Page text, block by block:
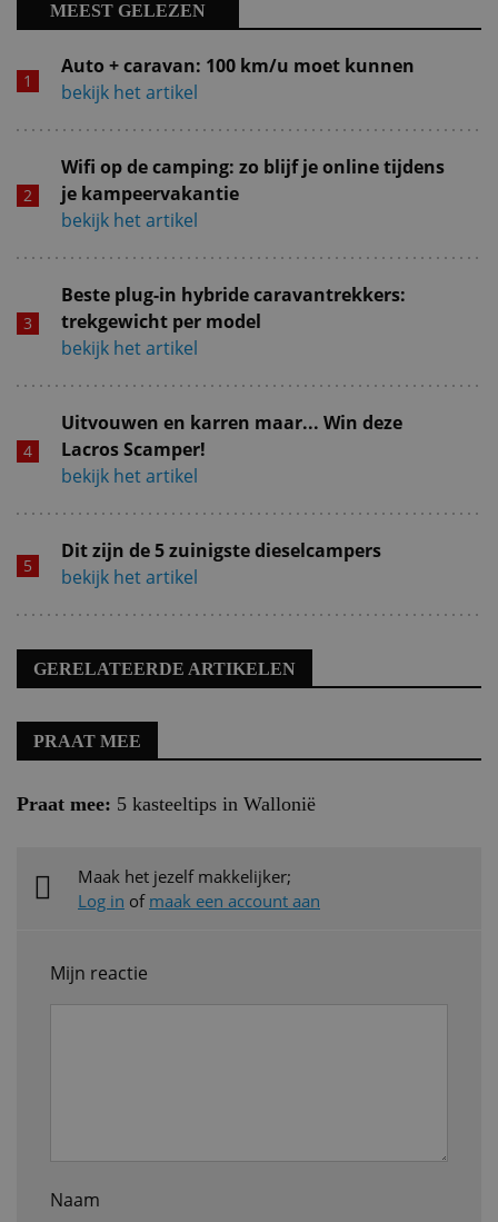
MEEST GELEZEN
Auto + caravan: 100 km/u moet kunnen
bekijk het artikel
Wifi op de camping: zo blijf je online tijdens
je kampeervakantie
bekijk het artikel
Beste plug-in hybride caravantrekkers:
trekgewicht per model
bekijk het artikel
Uitvouwen en karren maar... Win deze
Lacros Scamper!
bekijk het artikel
Dit zijn de 5 zuinigste dieselcampers
bekijk het artikel
GERELATEERDE ARTIKELEN
PRAAT MEE
Praat mee: 5 kasteeltips in Wallonië
Maak het jezelf makkelijker;
Log in of maak een account aan
Mijn reactie
Naam